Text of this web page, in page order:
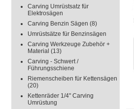
Carving Umrüstsatz für
Elektrosägen
Carving Benzin Sägen (8)
Umrüstsätze für Benzinsägen
Carving Werkzeuge Zubehör +
Material (13)
Carving - Schwert /
Führungsschiene
Riemenscheiben für Kettensägen
(20)
Kettenräder 1/4" Carving
Umrüstung